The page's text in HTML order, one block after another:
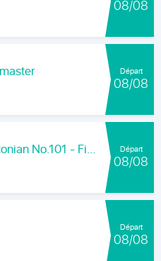
08/08
Départ
08/08
Winning Key Farm Hambletonian No.101 - Final Départ
08/08
Départ
08/08